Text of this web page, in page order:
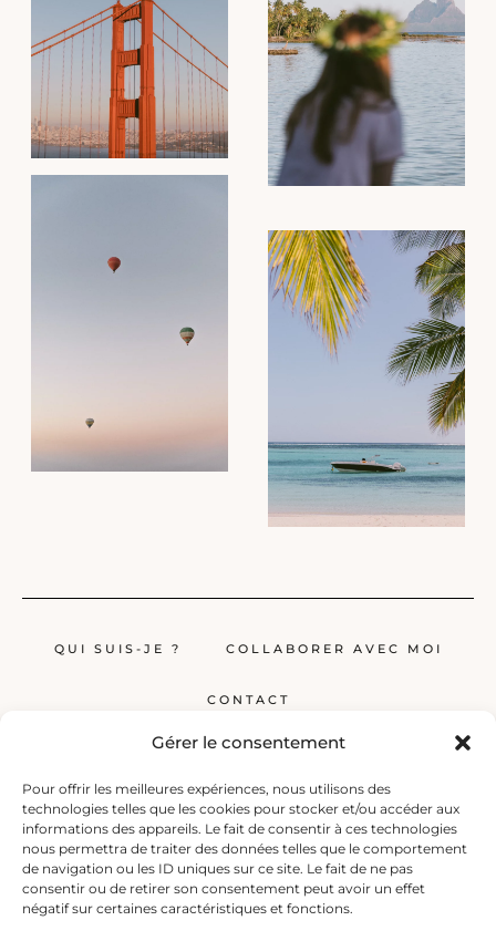
Gérer le consentement
Pour offrir les meilleures expériences, nous utilisons des
technologies telles que les cookies pour stocker et/ou accéder aux
informations des appareils. Le fait de consentir à ces technologies
nous permettra de traiter des données telles que le comportement
de navigation ou les ID uniques sur ce site. Le fait de ne pas
consentir ou de retirer son consentement peut avoir un effet
négatif sur certaines caractéristiques et fonctions.
QUI SUIS-JE ? COLLABORER AVEC MOI
CONTACT
Globerêveur, le blog pour les passionnés de voyage, propose des récits
inspirants, des guides et des conseils pratiques pour planifier vos
prochaines escapades, qu’elles soient lointaines ou à deux pas de chez